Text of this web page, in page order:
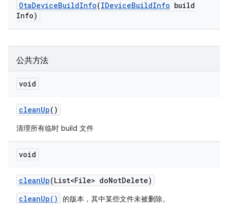
OtaDeviceBuildInfo(IDeviceBuildInfo build
Info)
公共方法
void
cleanUp()
清理所有临时 build 文件
void
cleanUp(List<File> doNotDelete)
cleanUp()
的版本，其中某些文件未被删除。